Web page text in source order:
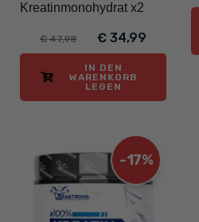
Kreatinmonohydrat x2
€ 47,98 € 34,99
IN DEN
WARENKORB
LEGEN
-17%